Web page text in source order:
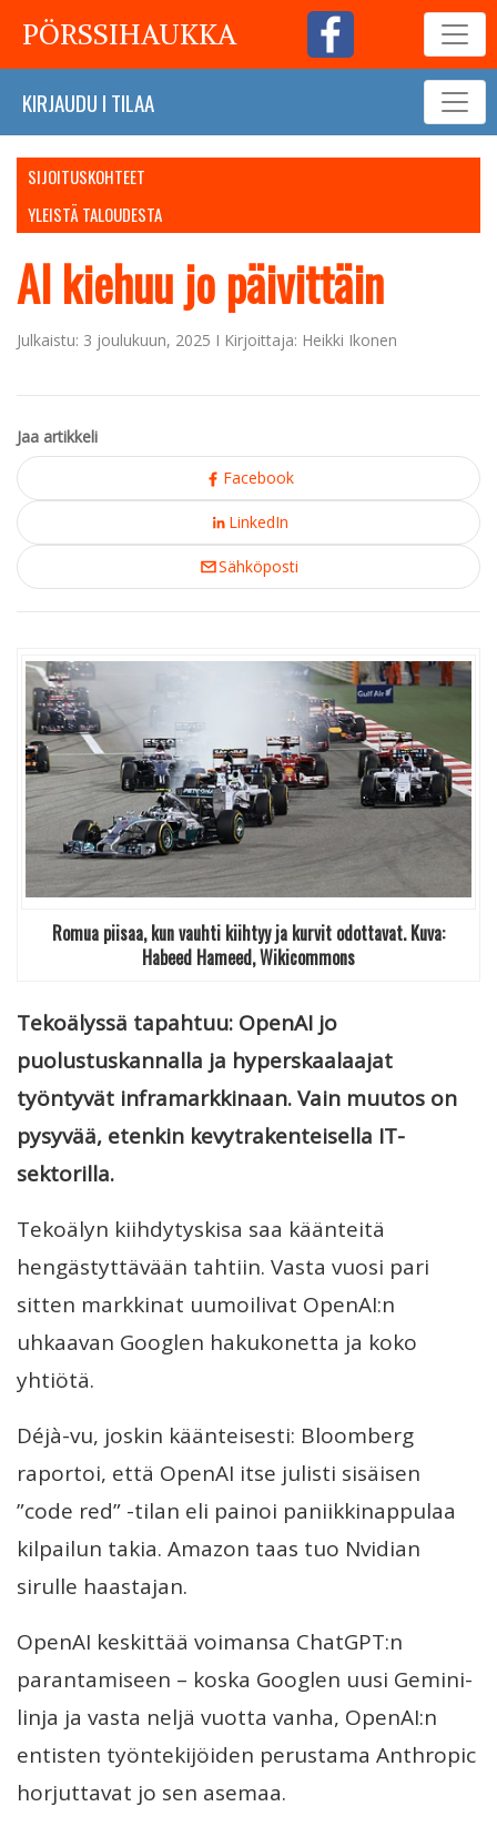
PÖRSSIHAUKKA
KIRJAUDU I TILAA
SIJOITUSKOHTEET
YLEISTÄ TALOUDESTA
AI kiehuu jo päivittäin
Julkaistu: 3 joulukuun, 2025 I Kirjoittaja: Heikki Ikonen
Jaa artikkeli
Facebook
LinkedIn
Sähköposti
Romua piisaa, kun vauhti kiihtyy ja kurvit odottavat. Kuva:
Habeed Hameed, Wikicommons
Tekoälyssä tapahtuu: OpenAI jo
puolustuskannalla ja hyperskaalaajat
työntyvät inframarkkinaan. Vain muutos on
pysyvää, etenkin kevytrakenteisella IT-
sektorilla.
Tekoälyn kiihdytyskisa saa käänteitä
hengästyttävään tahtiin. Vasta vuosi pari
sitten markkinat uumoilivat OpenAI:n
uhkaavan Googlen hakukonetta ja koko
yhtiötä.
Déjà-vu, joskin käänteisesti: Bloomberg
raportoi, että OpenAI itse julisti sisäisen
”code red” -tilan eli painoi paniikkinappulaa
kilpailun takia. Amazon taas tuo Nvidian
sirulle haastajan.
OpenAI keskittää voimansa ChatGPT:n
parantamiseen – koska Googlen uusi Gemini-
linja ja vasta neljä vuotta vanha, OpenAI:n
entisten työntekijöiden perustama Anthropic
horjuttavat jo sen asemaa.